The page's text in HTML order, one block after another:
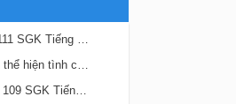
Bài 22 Đọc mở rộng trang 111 SGK Tiếng Việt 5 Kết nối tri thức tập 2
Bài 22 Luyện viết đoạn văn thể hiện tình cảm, cảm xúc về một sự việc trang 111 SGK Tiếng Việt 5 Kết nối tri thức tập 2
Bài 22 Bộ đội về làng trang 109 SGK Tiếng Việt 5 Kết nối tri thức tập 2